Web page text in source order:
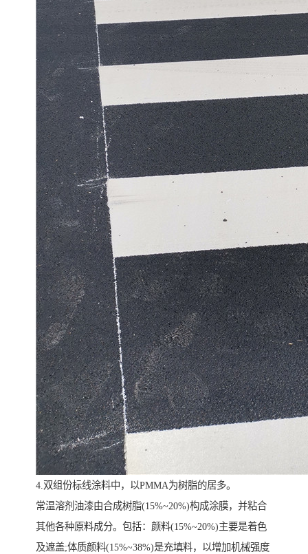
4.双组份标线涂料中，以PMMA为树脂的居多。
常温溶剂油漆由合成树脂(15%~20%)构成涂膜，并粘合
其他各种原料成分。包括：颜料(15%~20%)主要是着色
及遮盖;体质颜料(15%~38%)是充填料，以增加机械强度